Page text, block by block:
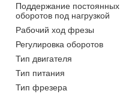
Поддержание постоянных
оборотов под нагрузкой
Рабочий ход фрезы
Регулировка оборотов
Тип двигателя
Тип питания
Тип фрезера